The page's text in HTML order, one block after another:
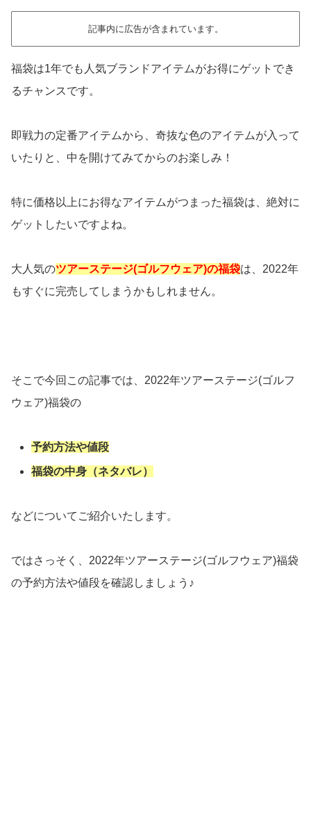
記事内に広告が含まれています。
福袋は1年でも人気ブランドアイテムがお得にゲットでき
るチャンスです。
即戦力の定番アイテムから、奇抜な色のアイテムが入って
いたりと、中を開けてみてからのお楽しみ！
特に価格以上にお得なアイテムがつまった福袋は、絶対に
ゲットしたいですよね。
大人気のツアーステージ(ゴルフウェア)の福袋は、2022年
もすぐに完売してしまうかもしれません。
そこで今回この記事では、2022年ツアーステージ(ゴルフ
ウェア)福袋の
予約方法や値段
福袋の中身（ネタバレ）
などについてご紹介いたします。
ではさっそく、2022年ツアーステージ(ゴルフウェア)福袋
の予約方法や値段を確認しましょう♪